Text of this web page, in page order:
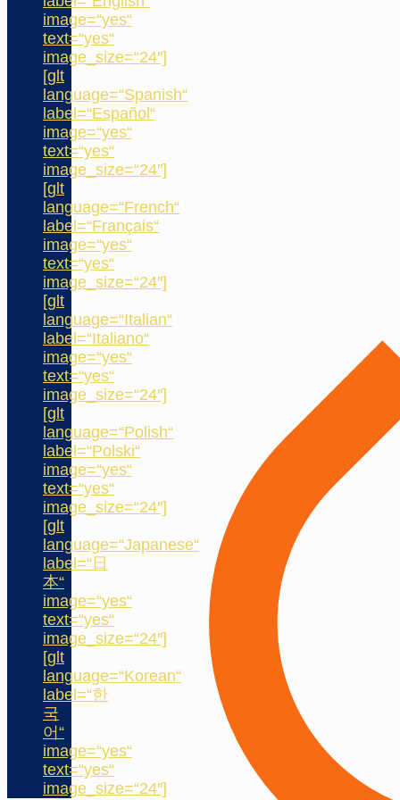
image=“yes“
text=“yes“
image_size=“24″]
[glt
language=“Spanish“
label=“Español“
image=“yes“
text=“yes“
image_size=“24″]
[glt
language=“French“
label=“Français“
image=“yes“
text=“yes“
image_size=“24″]
[glt
language=“Italian“
label=“Italiano“
image=“yes“
text=“yes“
image_size=“24″]
[glt
language=“Polish“
label=“Polski“
image=“yes“
text=“yes“
image_size=“24″]
[glt
language=“Japanese“
label=“日
本“
image=“yes“
text=“yes“
image_size=“24″]
[glt
language=“Korean“
label=“한
국
어“
image=“yes“
text=“yes“
image_size=“24″]